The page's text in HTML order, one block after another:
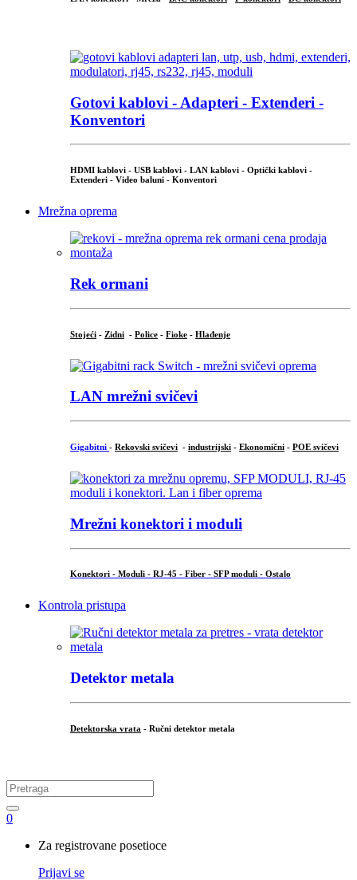
Gotovi kablovi - Adapteri - Extenderi -
Konventori
HDMI kablovi - USB kablovi - LAN kablovi - Optički kablovi -
Extenderi - Video baluni - Konventori
Mrežna oprema
Rek ormani
Stojeći - Zidni - Police - Fioke - Hlađenje
LAN mrežni svičevi
Gigabitni - Rekovski svičevi - industrijski - Ekonomični - POE svičevi
Mrežni konektori i moduli
Konektori - Moduli - RJ-45 - Fiber - SFP moduli - Ostalo
Kontrola pristupa
Detektor metala
Detektorska vrata - Ručni detektor metala
Search
for:
0
Za registrovane posetioce
Prijavi se